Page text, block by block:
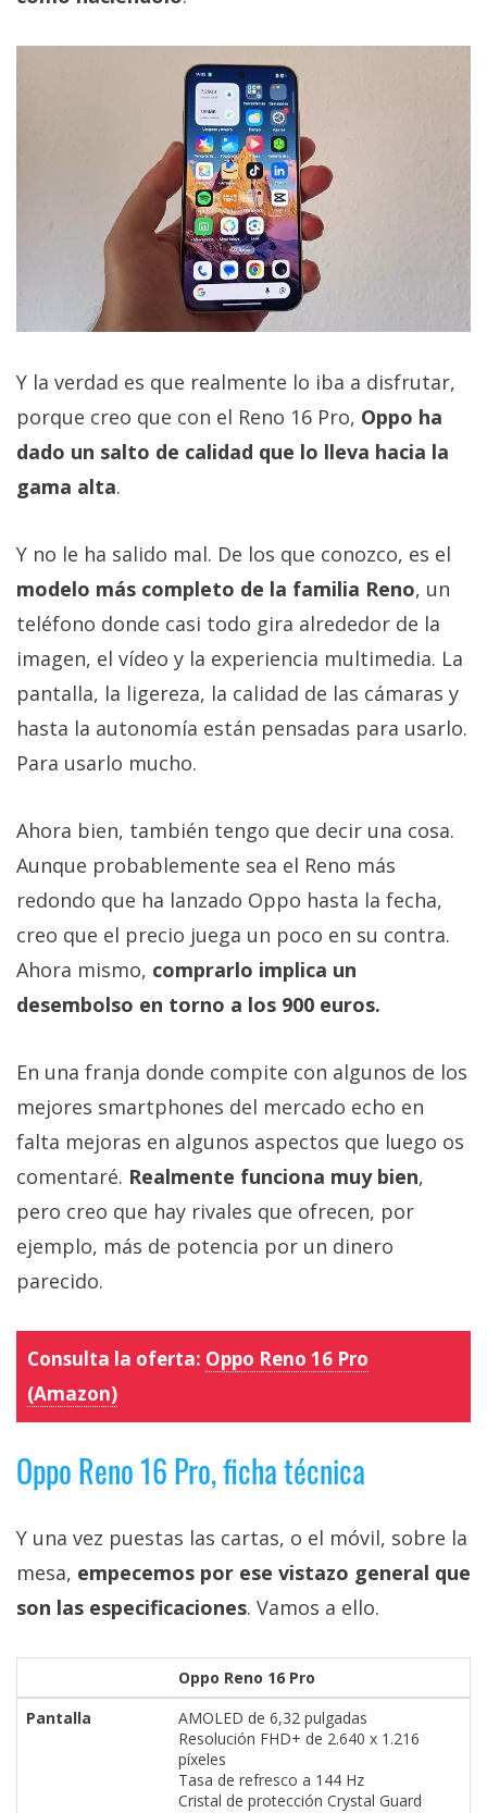
Y la verdad es que realmente lo iba a disfrutar,
porque creo que con el Reno 16 Pro, Oppo ha
dado un salto de calidad que lo lleva hacia la
gama alta.
Y no le ha salido mal. De los que conozco, es el
modelo más completo de la familia Reno, un
teléfono donde casi todo gira alrededor de la
imagen, el vídeo y la experiencia multimedia. La
pantalla, la ligereza, la calidad de las cámaras y
hasta la autonomía están pensadas para usarlo.
Para usarlo mucho.
Ahora bien, también tengo que decir una cosa.
Aunque probablemente sea el Reno más
redondo que ha lanzado Oppo hasta la fecha,
creo que el precio juega un poco en su contra.
Ahora mismo, comprarlo implica un
desembolso en torno a los 900 euros.
En una franja donde compite con algunos de los
mejores smartphones del mercado echo en
falta mejoras en algunos aspectos que luego os
comentaré. Realmente funciona muy bien,
pero creo que hay rivales que ofrecen, por
ejemplo, más de potencia por un dinero
parecido.
Consulta la oferta: Oppo Reno 16 Pro
(Amazon)
Oppo Reno 16 Pro, ficha técnica
Y una vez puestas las cartas, o el móvil, sobre la
mesa, empecemos por ese vistazo general que
son las especificaciones. Vamos a ello.
Oppo Reno 16 Pro
Pantalla
AMOLED de 6,32 pulgadas
Resolución FHD+ de 2.640 x 1.216
píxeles
Tasa de refresco a 144 Hz
Cristal de protección Crystal Guard